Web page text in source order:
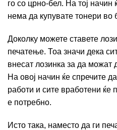
го со црно-бел. На тој начин
нема да купувате тонери во
Доколку можете ставете
печатење. Тоа значи дека
внесат лозинка за да можат
На овој начин ќе спречите
работи и сите вработени ќе
е потребно.
Исто така, наместо да ги